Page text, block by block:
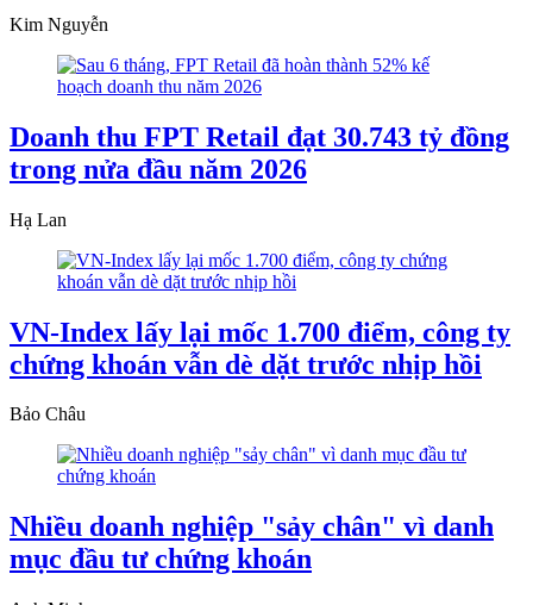
Kim Nguyễn
Doanh thu FPT Retail đạt 30.743 tỷ đồng
trong nửa đầu năm 2026
Hạ Lan
VN-Index lấy lại mốc 1.700 điểm, công ty
chứng khoán vẫn dè dặt trước nhịp hồi
Bảo Châu
Nhiều doanh nghiệp "sảy chân" vì danh
mục đầu tư chứng khoán